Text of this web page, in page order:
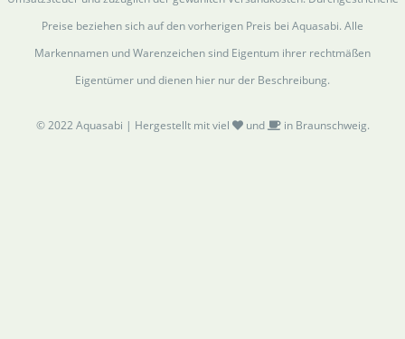
Preise beziehen sich auf den vorherigen Preis bei Aquasabi. Alle
Markennamen und Warenzeichen sind Eigentum ihrer rechtmäßen
Eigentümer und dienen hier nur der Beschreibung.
© 2022 Aquasabi | Hergestellt mit viel und in Braunschweig.